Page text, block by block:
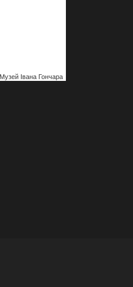
Івана Гончара